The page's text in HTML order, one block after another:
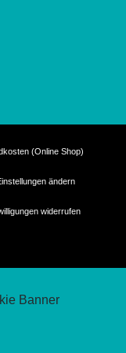
(Online Shop)
ändern
widerrufen
Banner